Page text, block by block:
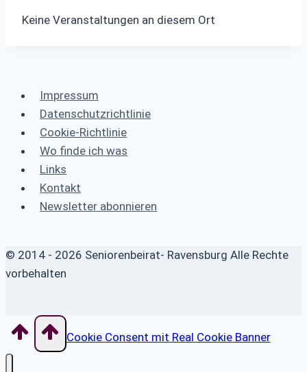
Keine Veranstaltungen an diesem Ort
Impressum
Datenschutzrichtlinie
Cookie-Richtlinie
Wo finde ich was
Links
Kontakt
Newsletter abonnieren
© 2014 - 2026 Seniorenbeirat- Ravensburg Alle Rechte
vorbehalten
Cookie Consent mit Real Cookie Banner